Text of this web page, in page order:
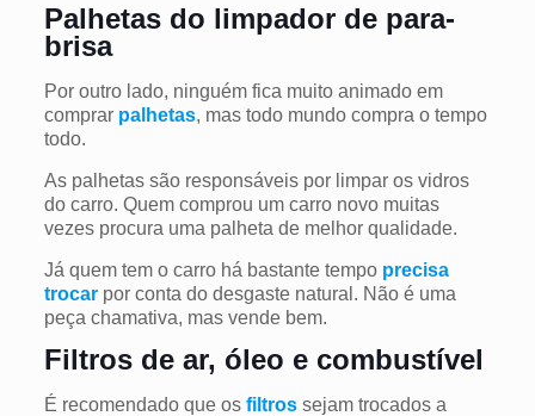
Palhetas do limpador de para-
brisa
Por outro lado, ninguém fica muito animado em
comprar palhetas, mas todo mundo compra o tempo
todo.
As palhetas são responsáveis por limpar os vidros
do carro. Quem comprou um carro novo muitas
vezes procura uma palheta de melhor qualidade.
Já quem tem o carro há bastante tempo precisa
trocarpor conta do desgaste natural. Não é uma
peça chamativa, mas vende bem.
Filtros de ar, óleo e combustível
É recomendado que os filtrossejam trocados a